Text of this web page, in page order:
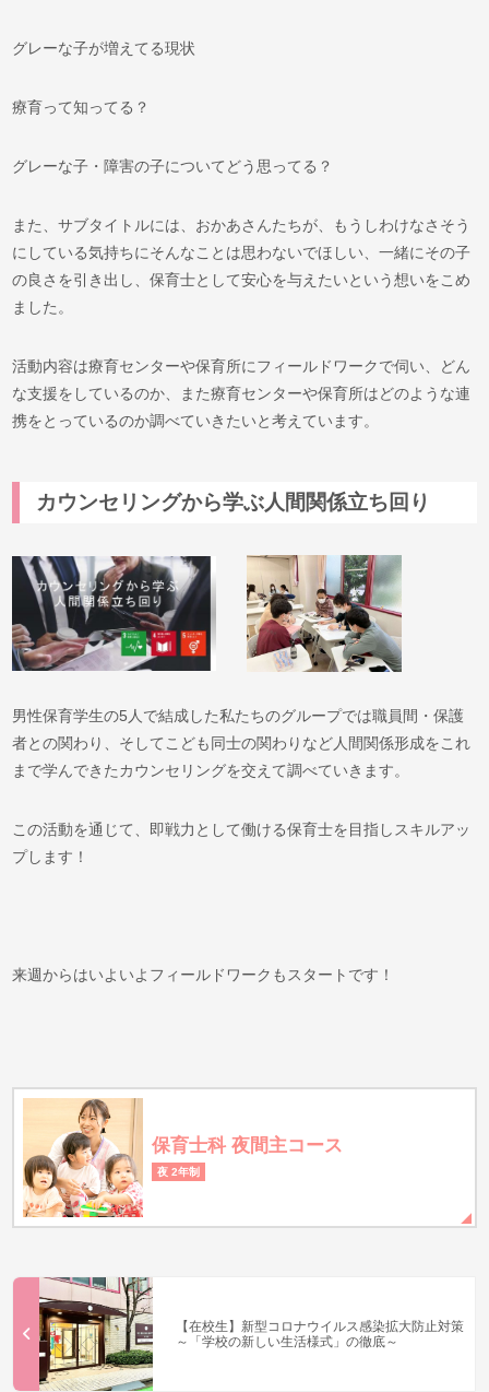
グレーな子が増えてる現状
療育って知ってる？
グレーな子・障害の子についてどう思ってる？
また、サブタイトルには、おかあさんたちが、もうしわけなさそう
にしている気持ちにそんなことは思わないでほしい、一緒にその子
の良さを引き出し、保育士として安心を与えたいという想いをこめ
ました。
活動内容は療育センターや保育所にフィールドワークで伺い、どん
な支援をしているのか、また療育センターや保育所はどのような連
携をとっているのか調べていきたいと考えています。
カウンセリングから学ぶ人間関係立ち回り
男性保育学生の5人で結成した私たちのグループでは職員間・保護
者との関わり、そしてこども同士の関わりなど人間関係形成をこれ
まで学んできたカウンセリングを交えて調べていきます。
この活動を通じて、即戦力として働ける保育士を目指しスキルアッ
プします！
来週からはいよいよフィールドワークもスタートです！
保育士科 夜間主コース
夜 2年制
【在校生】新型コロナウイルス感染拡大防止対策
～「学校の新しい生活様式」の徹底～